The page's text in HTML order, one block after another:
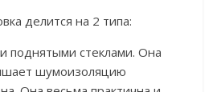
делится на 2 типа:
поднятыми стеклами. Она
шумоизоляцию